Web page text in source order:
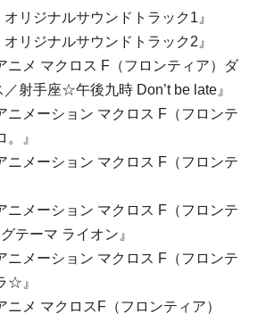
オリジナルサウンドトラック1』
オリジナルサウンドトラック2』
ニメ マクロス F（フロンティア）ダ
射手座☆午後九時 Don’t be late』
ニメーション マクロス F（フロンテ
』
ニメーション マクロス F（フロンテ
ニメーション マクロス F（フロンテ
テーマ ライオン』
ニメーション マクロス F（フロンテ
☆』
ニメ マクロスF（フロンティア）